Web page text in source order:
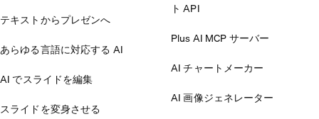
テキストからプレゼンへ
あらゆる言語に対応する AI
AI でスライドを編集
スライドを変身させる
ト API
Plus AI MCP サーバー
AI チャートメーカー
AI 画像ジェネレーター